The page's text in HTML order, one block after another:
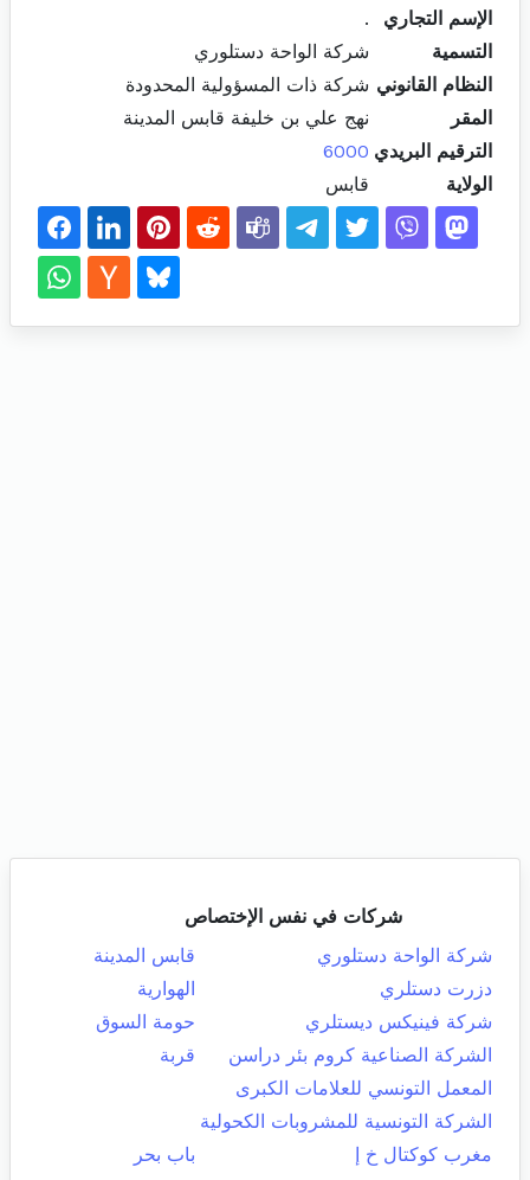
الإسم التجاري
.
التسمية
شركة الواحة دستلوري
النظام القانوني شركة ذات المسؤولية المحدودة
المقر
نهج علي بن خليفة قابس المدينة
الترقيم البريدي 6000
الولاية
قابس
شركات في نفس الإختصاص
شركة الواحة دستلوري
قابس المدينة
دزرت دستلري
الهوارية
شركة فينيكس ديستلري
حومة السوق
الشركة الصناعية كروم بئر دراسن
قربة
المعمل التونسي للعلامات الكبرى
الشركة التونسية للمشروبات الكحولية
مغرب كوكتال خ إ
باب بحر